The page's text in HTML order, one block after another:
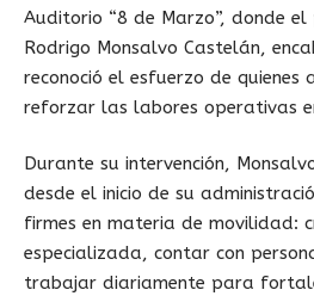
Auditorio “8 de Marzo”, donde
Rodrigo Monsalvo Castelán,
reconoció el esfuerzo de quienes
reforzar las labores operativas
Durante su intervención,
desde el inicio de su
firmes en materia de movilidad:
especializada, contar con
trabajar diariamente para